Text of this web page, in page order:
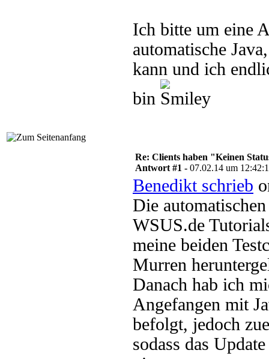
Ich bitte um eine
automatische
kann und ich
bin
Re: Clients haben "Keinen
Antwort #1 - 07.02.14 um
Benedikt schrieb
Die
WSUS.de
meine beiden
Murren
Danach hab ich
Angefangen mit
befolgt, jedoch
sodass das